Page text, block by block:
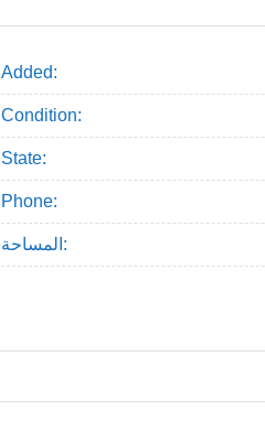
Added:
Condition:
State:
Phone:
المساحة: